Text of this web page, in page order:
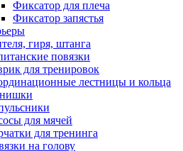
Фиксатор для плеча
Фиксатор запястья
гиря, штанга
повязки
для тренировок
лестницы и кольца
для мячей
для тренинга
на голову